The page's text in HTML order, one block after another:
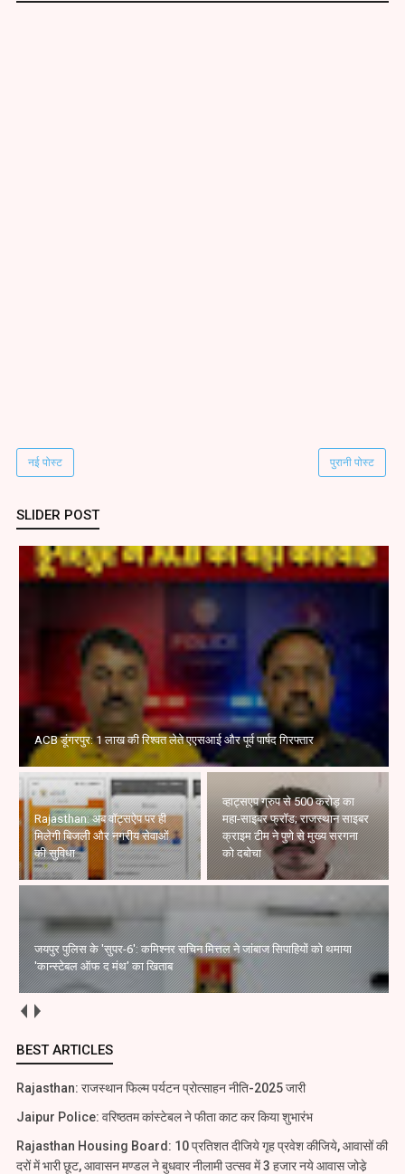
नई पोस्ट पुरानी पोस्ट
SLIDER POST
ACB डूंगरपुर: 1 लाख की रिश्वत लेते एएसआई और पूर्व पार्षद गिरफ्तार
Rajasthan: अब वॉट्सऐप पर ही
मिलेगी बिजली और नगरीय सेवाओं
की सुविधा
व्हाट्सएप ग्रुप से 500 करोड़ का
महा-साइबर फ्रॉड; राजस्थान साइबर
क्राइम टीम ने पुणे से मुख्य सरगना
को दबोचा
जयपुर पुलिस के 'सुपर-6': कमिश्नर सचिन मित्तल ने जांबाज सिपाहियों को थमाया
'कान्स्टेबल ऑफ द मंथ' का खिताब
BEST ARTICLES
Rajasthan: राजस्थान फिल्म पर्यटन प्रोत्साहन नीति-2025 जारी
Jaipur Police: वरिष्ठतम कांस्टेबल ने फीता काट कर किया शुभारंभ
Rajasthan Housing Board: 10 प्रतिशत दीजिये गृह प्रवेश कीजिये, आवासों की
दरों में भारी छूट, आवासन मण्डल ने बुधवार नीलामी उत्सव में 3 हजार नये आवास जोडे़